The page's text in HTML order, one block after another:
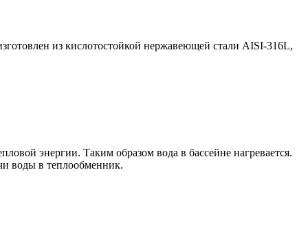
из кислотостойкой нержавеющей стали AISI-316L,
энергии. Таким образом вода в бассейне нагревается.
воды в теплообменник.